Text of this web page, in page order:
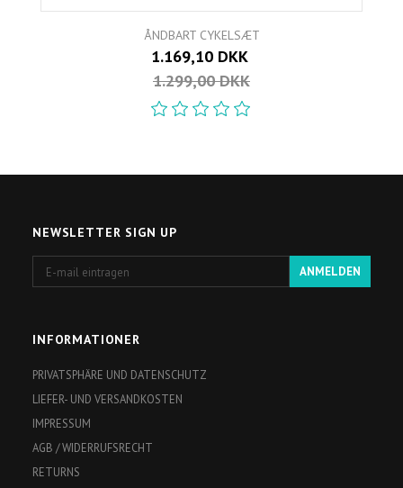
ÅNDBART CYKELSÆT
1.169,10 DKK
1.299,00 DKK
NEWSLETTER SIGN UP
mail
ANMELDEN
INFORMATIONER
PRIVATSPHÄRE UND DATENSCHUTZ
LIEFER- UND VERSANDKOSTEN
IMPRESSUM
AGB / WIDERRUFSRECHT
RETURNS